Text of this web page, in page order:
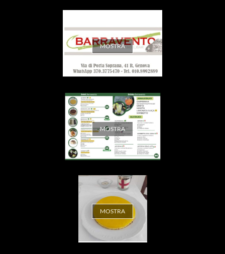
MOSTRA
MOSTRA
MOSTRA